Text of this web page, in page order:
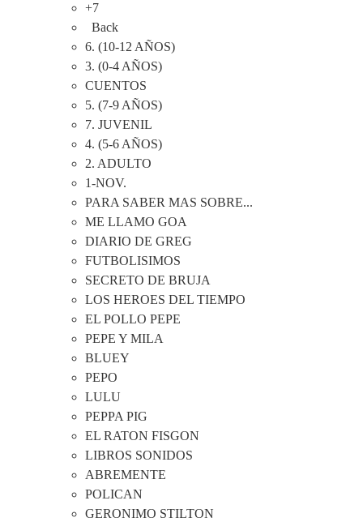
+7
Back
6. (10-12 AÑOS)
3. (0-4 AÑOS)
CUENTOS
5. (7-9 AÑOS)
7. JUVENIL
4. (5-6 AÑOS)
2. ADULTO
1-NOV.
PARA SABER MAS SOBRE...
ME LLAMO GOA
DIARIO DE GREG
FUTBOLISIMOS
SECRETO DE BRUJA
LOS HEROES DEL TIEMPO
EL POLLO PEPE
PEPE Y MILA
BLUEY
PEPO
LULU
PEPPA PIG
EL RATON FISGON
LIBROS SONIDOS
ABREMENTE
POLICAN
GERONIMO STILTON